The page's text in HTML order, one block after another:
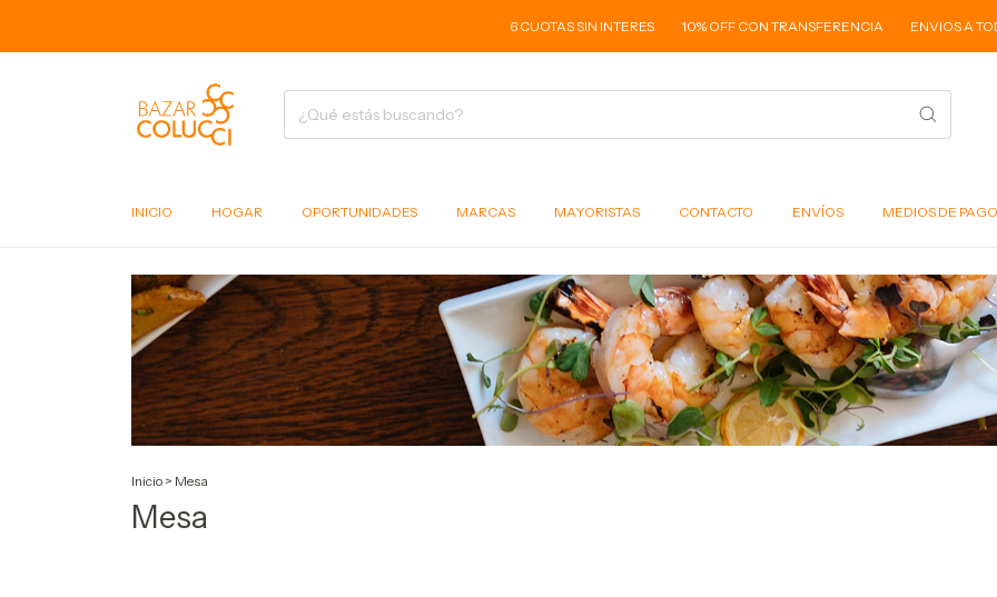
6 CUOTAS SIN INTERES 10% OFF CON TRANSFERENCIA ENVIOS A
INICIO HOGAR OPORTUNIDADES MARCAS MAYORISTAS CONTACTO ENVÍOS MEDIOS DE PAGO
Inicio > Mesa
Mesa